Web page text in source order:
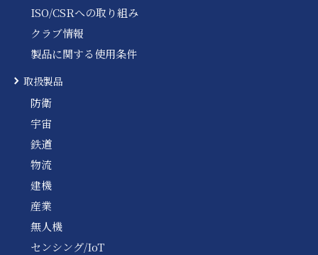
ISO/CSRへの取り組み
クラブ情報
製品に関する使用条件
取扱製品
防衛
宇宙
鉄道
物流
建機
産業
無人機
センシング/IoT